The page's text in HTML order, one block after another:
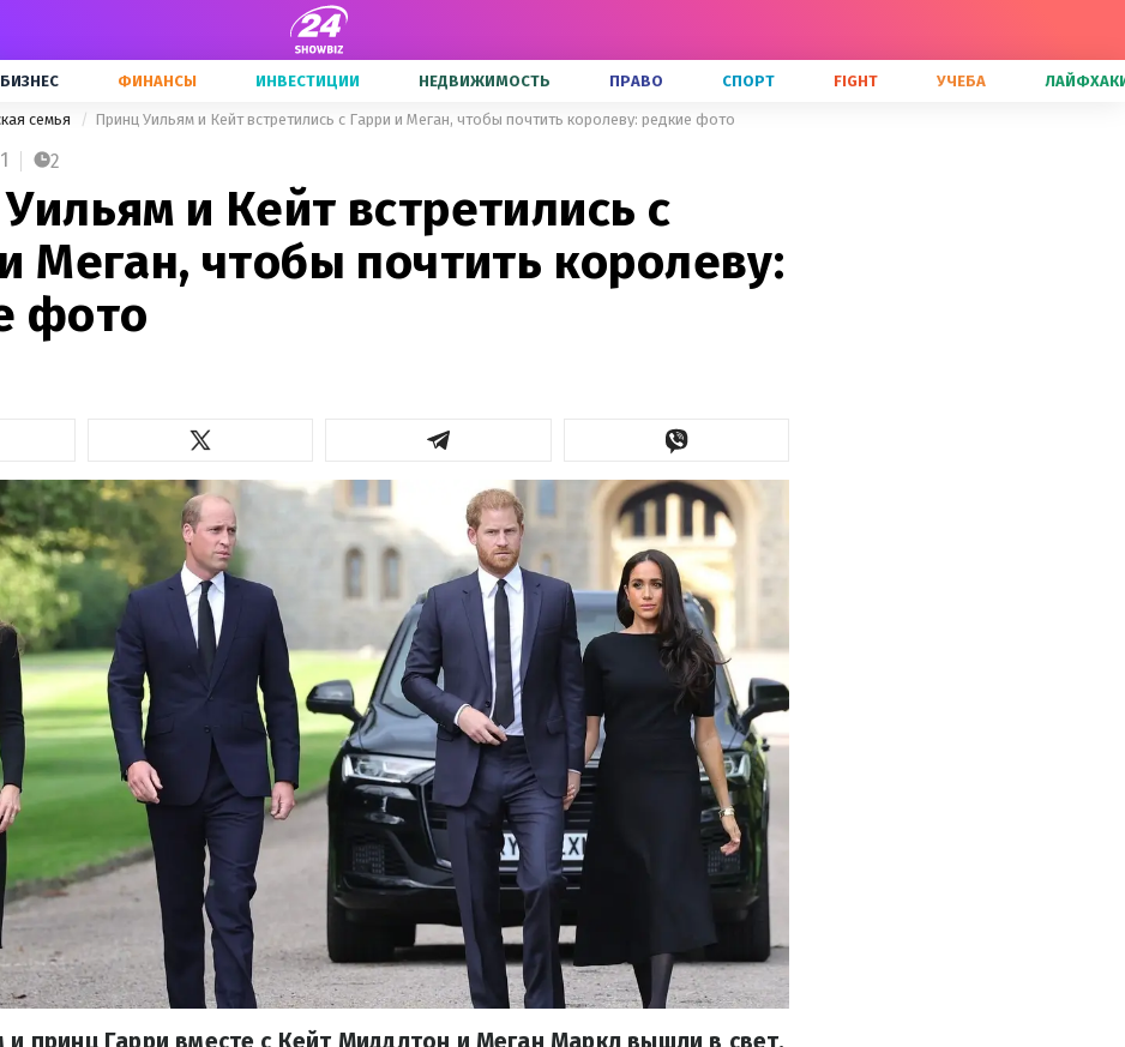
БИЗНЕС ФИНАНСЫ ИНВЕСТИЦИИ НЕДВИЖИМОСТЬ ПРАВО СПОРТ FIGHT УЧЕБА
семья Принц Уильям и Кейт встретились с Гарри и Меган, чтобы почтить королеву: редкие фото
2
и Кейт встретились с
Меган, чтобы почтить королеву:
фото